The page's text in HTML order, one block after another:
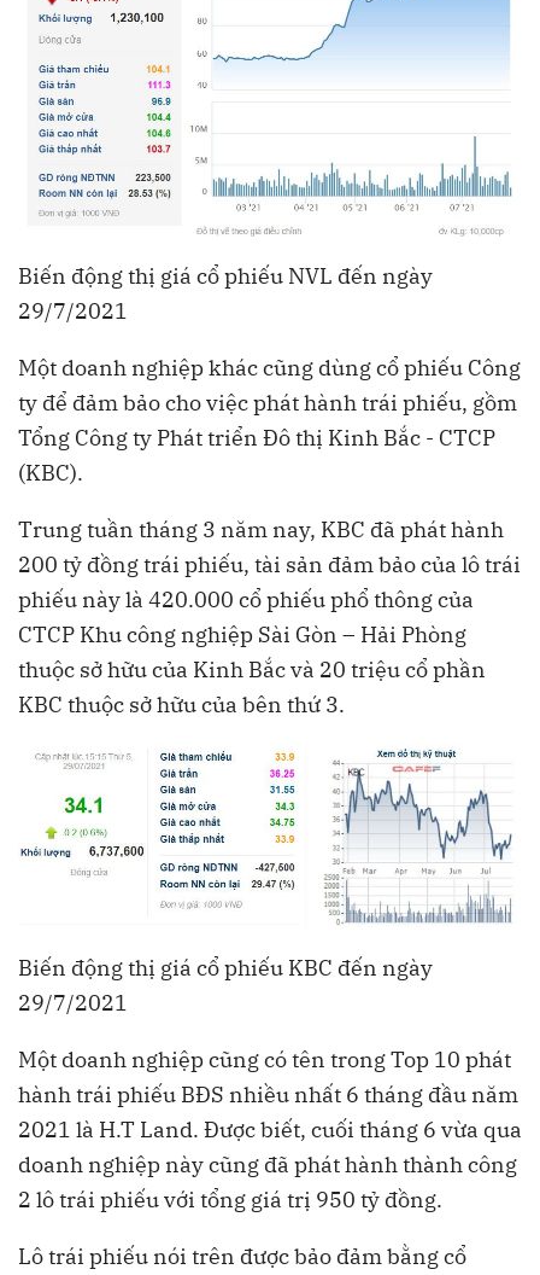
Biến động thị giá cổ phiếu NVL đến ngày
29/7/2021
Một doanh nghiệp khác cũng dùng cổ phiếu Công
ty để đảm bảo cho việc phát hành trái phiếu, gồm
Tổng Công ty Phát triển Đô thị Kinh Bắc - CTCP
(KBC).
Trung tuần tháng 3 năm nay, KBC đã phát hành
200 tỷ đồng trái phiếu, tài sản đảm bảo của lô trái
phiếu này là 420.000 cổ phiếu phổ thông của
CTCP Khu công nghiệp Sài Gòn – Hải Phòng
thuộc sở hữu của Kinh Bắc và 20 triệu cổ phần
KBC thuộc sở hữu của bên thứ 3.
Biến động thị giá cổ phiếu KBC đến ngày
29/7/2021
Một doanh nghiệp cũng có tên trong Top 10 phát
hành trái phiếu BĐS nhiều nhất 6 tháng đầu năm
2021 là H.T Land. Được biết, cuối tháng 6 vừa qua
doanh nghiệp này cũng đã phát hành thành công
2 lô trái phiếu với tổng giá trị 950 tỷ đồng.
Lô trái phiếu nói trên được bảo đảm bằng cổ